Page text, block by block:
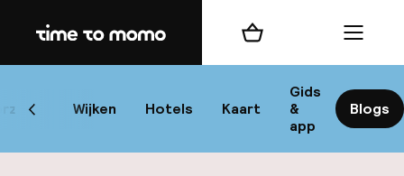
Home
Wijken Hotels Kaart
Gids
&
app
Blogs
Scroll naar links
Winkelmand Menu